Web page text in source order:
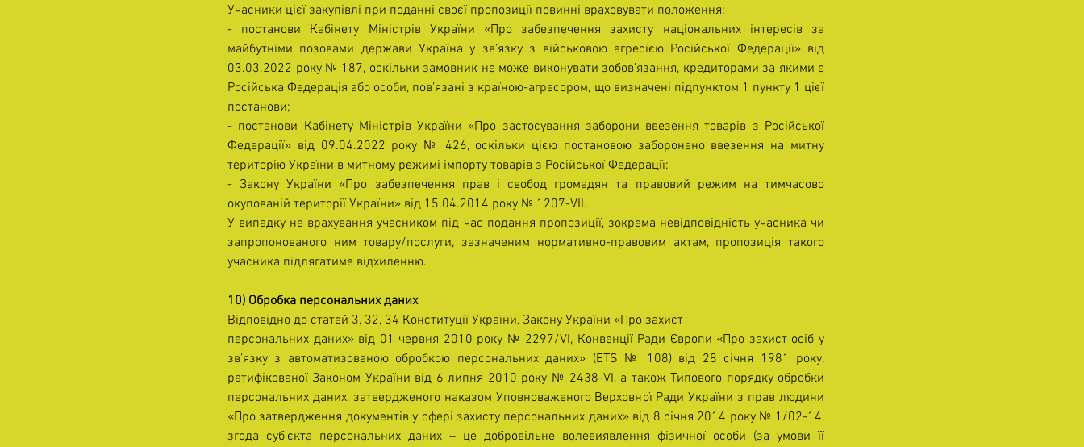
Учасники цієї закупівлі при поданні своєї пропозиції повинні враховувати положення:
- постанови Кабінету Міністрів України «Про забезпечення захисту національних інтересів за
майбутніми позовами держави Україна у зв’язку з військовою агресією Російської Федерації» від
03.03.2022 року № 187, оскільки замовник не може виконувати зобов’язання, кредиторами за якими є
Російська Федерація або особи, пов’язані з країною-агресором, що визначені підпунктом 1 пункту 1 цієї
постанови;
- постанови Кабінету Міністрів України «Про застосування заборони ввезення товарів з Російської
Федерації» від 09.04.2022 року № 426, оскільки цією постановою заборонено ввезення на митну
територію України в митному режимі імпорту товарів з Російської Федерації;
- Закону України «Про забезпечення прав і свобод громадян та правовий режим на тимчасово
окупованій території України» від 15.04.2014 року № 1207-VII.
У випадку не врахування учасником під час подання пропозиції, зокрема невідповідність учасника чи
запропонованого ним товару/послуги, зазначеним нормативно-правовим актам, пропозиція такого
учасника підлягатиме відхиленню.
10) Обробка персональних даних
Відповідно до статей 3, 32, 34 Конституції України, Закону України «Про захист
персональних даних» від 01 червня 2010 року № 2297/VI, Конвенції Ради Європи «Про захист осіб у
зв’язку з автоматизованою обробкою персональних даних» (ETS № 108) від 28 січня 1981 року,
ратифікованої Законом України від 6 липня 2010 року № 2438-VI, а також Типового порядку обробки
персональних даних, затвердженого наказом Уповноваженого Верховної Ради України з прав людини
«Про затвердження документів у сфері захисту персональних даних» від 8 січня 2014 року № 1/02-14,
згода суб’єкта персональних даних – це добровільне волевиявлення фізичної особи (за умови її